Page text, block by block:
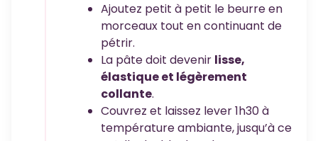
Ajoutez petit à petit le beurre en
morceaux tout en continuant de
pétrir.
La pâte doit devenir lisse,
élastique et légèrement
collante.
Couvrez et laissez lever 1h30 à
température ambiante, jusqu’à ce